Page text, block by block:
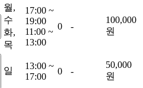
월,
수
화,
목
17:00 ~
19:00
11:00 ~
13:00
0 -
100,000
원
일
13:00 ~
17:00
0 -
50,000
원